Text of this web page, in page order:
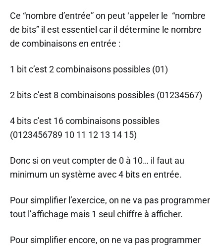
Ce “nombre d’entrée” on peut ‘appeler le “nombre
de bits” il est essentiel car il détermine le nombre
de combinaisons en entrée :
1 bit c’est 2 combinaisons possibles (01)
2 bits c’est 8 combinaisons possibles (01234567)
4 bits c’est 16 combinaisons possibles
(0123456789 10 11 12 13 14 15)
Donc si on veut compter de 0 à 10… il faut au
minimum un système avec 4 bits en entrée.
Pour simplifier l’exercice, on ne va pas programmer
tout l’affichage mais 1 seul chiffre à afficher.
Pour simplifier encore, on ne va pas programmer